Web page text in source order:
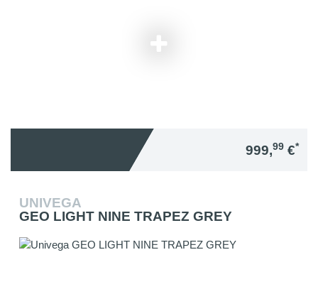
999,99 €*
UNIVEGA
GEO LIGHT NINE TRAPEZ GREY